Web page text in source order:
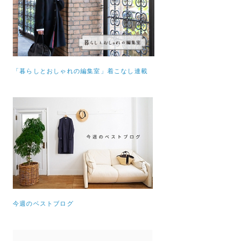
「暮らしとおしゃれの編集室」着こなし連載
今週のベストブログ